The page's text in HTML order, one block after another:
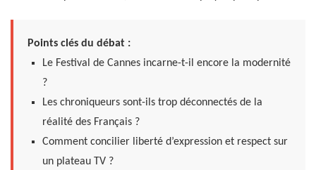
Points clés du débat :
Le Festival de Cannes incarne-t-il encore la modernité
?
Les chroniqueurs sont-ils trop déconnectés de la
réalité des Français ?
Comment concilier liberté d’expression et respect sur
un plateau TV ?